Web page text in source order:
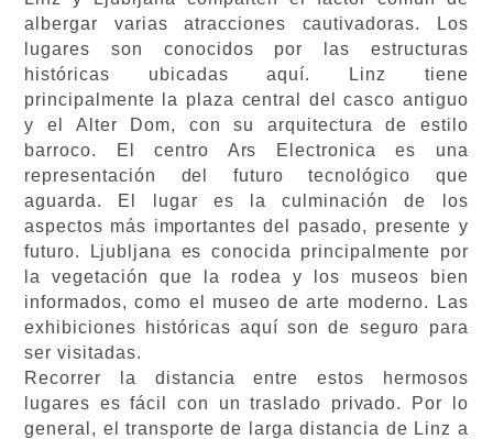
albergar varias atracciones cautivadoras. Los
lugares son conocidos por las estructuras
históricas ubicadas aquí. Linz tiene
principalmente la plaza central del casco antiguo
y el Alter Dom, con su arquitectura de estilo
barroco. El centro Ars Electronica es una
representación del futuro tecnológico que
aguarda. El lugar es la culminación de los
aspectos más importantes del pasado, presente y
futuro. Ljubljana es conocida principalmente por
la vegetación que la rodea y los museos bien
informados, como el museo de arte moderno. Las
exhibiciones históricas aquí son de seguro para
ser visitadas.
Recorrer la distancia entre estos hermosos
lugares es fácil con un traslado privado. Por lo
general, el transporte de larga distancia de Linz a